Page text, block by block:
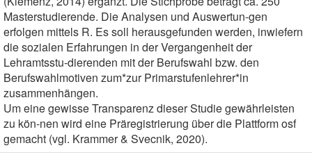
Masterstudierende. Die Analysen und Auswertun-gen
erfolgen mittels R. Es soll herausgefunden werden, inwiefern
die sozialen Erfahrungen in der Vergangenheit der
Lehramtsstu-dierenden mit der Berufswahl bzw. den
Berufswahlmotiven zum*zur Primarstufenlehrer*in
zusammenhängen.
Um eine gewisse Transparenz dieser Studie gewährleisten
zu kön-nen wird eine Präregistrierung über die Plattform osf
gemacht (vgl. Krammer & Svecnik, 2020).